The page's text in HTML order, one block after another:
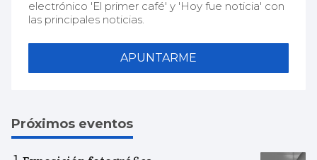
electrónico 'El primer café' y 'Hoy fue noticia' con
las principales noticias.
APUNTARME
Próximos eventos